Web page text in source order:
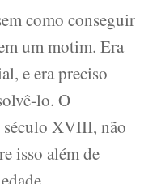
como conseguir
um motim. Era
e era preciso
lo. O
século XVIII, não
isso além de